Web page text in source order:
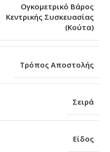
Ογκομετρικό Βάρος
Κεντρικής Συσκευασίας
(Κούτα)
Τρόπος Αποστολής
Σειρά
Είδος